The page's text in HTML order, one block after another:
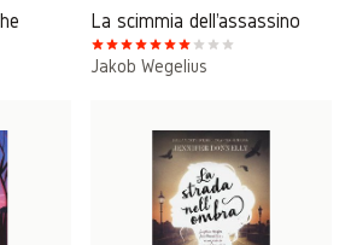
La scimmia dell'assassino
Jakob Wegelius